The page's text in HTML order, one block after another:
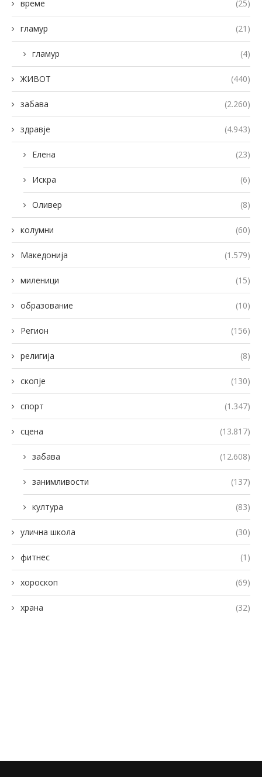
време (25)
гламур (21)
гламур (4)
ЖИВОТ (440)
забава (2.260)
здравје (4.943)
Елена (23)
Искра (6)
Оливер (8)
колумни (60)
Македонија (1.579)
миленици (15)
образование (10)
Регион (156)
религија (8)
скопје (130)
спорт (1.347)
сцена (13.817)
забава (12.608)
занимливости (137)
култура (83)
улична школа (30)
фитнес (1)
хороскоп (69)
храна (32)